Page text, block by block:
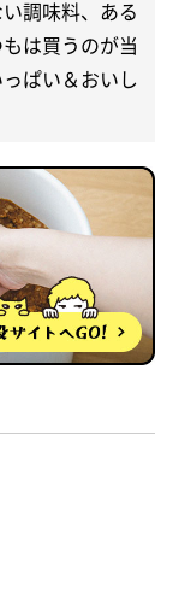
調味料、ある
は買うのが当
ぱい＆おいし